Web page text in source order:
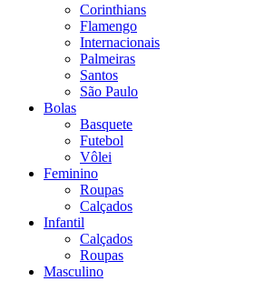
Corinthians
Flamengo
Internacionais
Palmeiras
Santos
São Paulo
Bolas
Basquete
Futebol
Vôlei
Feminino
Roupas
Calçados
Infantil
Calçados
Roupas
Masculino